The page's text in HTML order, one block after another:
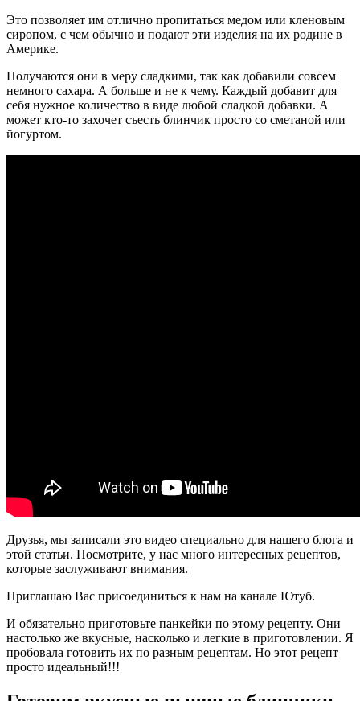
Это позволяет им отлично пропитаться медом или кленовым
сиропом, с чем обычно и подают эти изделия на их родине в
Америке.
Получаются они в меру сладкими, так как добавили совсем
немного сахара. А больше и не к чему. Каждый добавит для
себя нужное количество в виде любой сладкой добавки. А
может кто-то захочет съесть блинчик просто со сметаной или
йогуртом.
Друзья, мы записали это видео специально для нашего блога и
этой статьи. Посмотрите, у нас много интересных рецептов,
которые заслуживают внимания.
Приглашаю Вас присоединиться к нам на канале Ютуб.
И обязательно приготовьте панкейки по этому рецепту. Они
настолько же вкусные, насколько и легкие в приготовлении. Я
пробовала готовить их по разным рецептам. Но этот рецепт
просто идеальный!!!